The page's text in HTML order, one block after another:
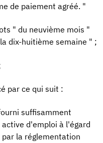
de paiement agréé. "
" du neuvième mois "
dix-huitième semaine " ;
par ce qui suit :
suffisamment
d'emploi à l'égard
la réglementation